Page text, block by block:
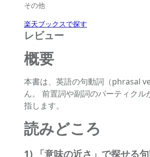
その他
楽天ブックスで探す
レビュー
概要
本書は、英語の句動詞（phrasal
ん。 前置詞や副詞のパーティク
指します。
読みどころ
1) 「意味の近さ」で探せる